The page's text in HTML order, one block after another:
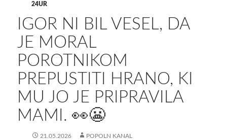
24UR
IGOR NI BIL VESEL, DA
JE MORAL
POROTNIKOM
PREPUSTITI HRANO, KI
MU JO JE PRIPRAVILA
MAMI. 👀😬
21.05.2026 POPOLN KANAL